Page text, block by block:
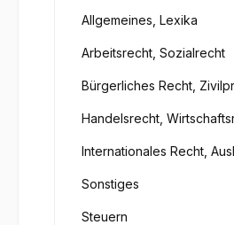
Allgemeines, Lexika
Arbeitsrecht, Sozialrecht
Bürgerliches Recht,
Handelsrecht,
Internationales Recht,
Sonstiges
Steuern